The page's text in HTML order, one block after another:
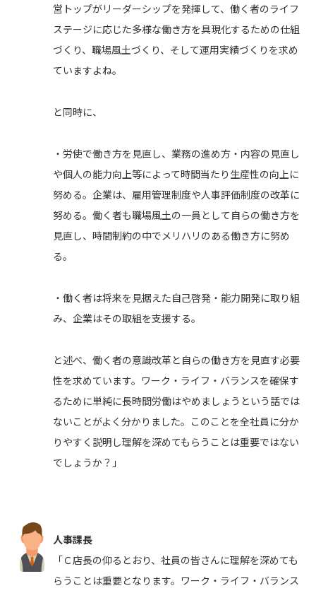
営トップがリーダーシップを発揮して、働く者のライフ
ステージに応じた多様な働き方を具現化するための仕組
づくり、職場風土づくり、そして運用実績づくりを求め
ていますよね。
と同時に、
・労使で働き方を見直し、業務の進め方・内容の見直し
や個人の能力向上等によって時間当たり生産性の向上に
努める。企業は、雇用管理制度や人事評価制度の改革に
努める。働く者も職場風土の一員として自らの働き方を
見直し、時間制約の中でメリハリのある働き方に努め
る。
・働く者は将来を見据えた自己啓発・能力開発に取り組
み、企業はその取組を支援する。
と述べ、働く者の意識改革と自らの働き方を見直す必要
性を求めています。ワーク・ライフ・バランスを確保す
るために単純に長時間労働はやめましょうという話では
ないことがよく分かりました。このことを全社員に分か
りやすく説明し理解を深めてもらうことは重要ではない
でしょうか？」
人事課長
「Ｃ店長の仰るとおり、社員の皆さんに理解を深めても
らうことは重要となります。ワーク・ライフ・バランス